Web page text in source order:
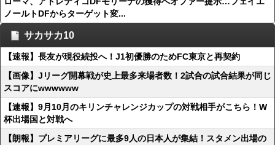
ノールトDFからターゲット変...
サカサカ10
【速報】長友が現役続投へ！J1初優勝のためFC東京と再契約
【画像】Jリーグ開幕戦が史上最多来場者数！2試合の試合結果が同じ
スコアにwwwwww
【速報】9月10月のキリンチャレンジカップの対戦相手がこちら！W
杯出場国と対戦へ
【朗報】プレミアリーグに最多9人の日本人が集結！スタメン出場の